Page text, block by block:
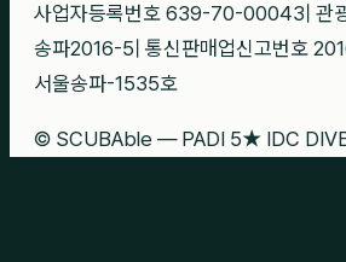
사업자등록번호 639-70-00043 관
송파2016-5 통신판매업신고번호
서울송파-1535호
© SCUBAble — PADI 5★ IDC